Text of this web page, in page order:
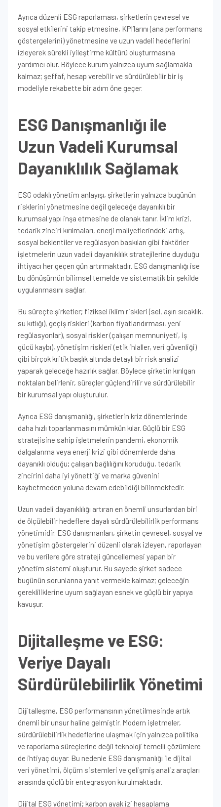
Ayrıca düzenli ESG raporlaması, şirketlerin çevresel ve
sosyal etkilerini takip etmesine, KPI’larını (ana performans
göstergelerini) yönetmesine ve uzun vadeli hedeflerini
izleyerek sürekli iyileştirme kültürü oluşturmasına
yardımcı olur. Böylece kurum yalnızca uyum sağlamakla
kalmaz; şeffaf, hesap verebilir ve sürdürülebilir bir iş
modeliyle rekabette bir adım öne geçer.
ESG Danışmanlığı ile
Uzun Vadeli Kurumsal
Dayanıklılık Sağlamak
ESG odaklı yönetim anlayışı, şirketlerin yalnızca bugünün
risklerini yönetmesine değil geleceğe dayanıklı bir
kurumsal yapı inşa etmesine de olanak tanır. İklim krizi,
tedarik zinciri kırılmaları, enerji maliyetlerindeki artış,
sosyal beklentiler ve regülasyon baskıları gibi faktörler
işletmelerin uzun vadeli dayanıklılık stratejilerine duyduğu
ihtiyacı her geçen gün artırmaktadır. ESG danışmanlığı ise
bu dönüşümün bilimsel temelde ve sistematik bir şekilde
uygulanmasını sağlar.
Bu süreçte şirketler; fiziksel iklim riskleri (sel, aşırı sıcaklık,
su kıtlığı), geçiş riskleri (karbon fiyatlandırması, yeni
regülasyonlar), sosyal riskler (çalışan memnuniyeti, iş
gücü kaybı), yönetişim riskleri (etik ihlaller, veri güvenliği)
gibi birçok kritik başlık altında detaylı bir risk analizi
yaparak geleceğe hazırlık sağlar. Böylece şirketin kırılgan
noktaları belirlenir, süreçler güçlendirilir ve sürdürülebilir
bir kurumsal yapı oluşturulur.
Ayrıca ESG danışmanlığı, şirketlerin kriz dönemlerinde
daha hızlı toparlanmasını mümkün kılar. Güçlü bir ESG
stratejisine sahip işletmelerin pandemi, ekonomik
dalgalanma veya enerji krizi gibi dönemlerde daha
dayanıklı olduğu; çalışan bağlılığını koruduğu, tedarik
zincirini daha iyi yönettiği ve marka güvenini
kaybetmeden yoluna devam edebildiği bilinmektedir.
Uzun vadeli dayanıklılığı artıran en önemli unsurlardan biri
de ölçülebilir hedeflere dayalı sürdürülebilirlik performans
yönetimidir. ESG danışmanları, şirketin çevresel, sosyal ve
yönetişim göstergelerini düzenli olarak izleyen, raporlayan
ve bu verilere göre strateji güncellemesi yapan bir
yönetim sistemi oluşturur. Bu sayede şirket sadece
bugünün sorunlarına yanıt vermekle kalmaz; geleceğin
gerekliliklerine uyum sağlayan esnek ve güçlü bir yapıya
kavuşur.
Dijitalleşme ve ESG:
Veriye Dayalı
Sürdürülebilirlik Yönetimi
Dijitalleşme, ESG performansının yönetilmesinde artık
önemli bir unsur haline gelmiştir. Modern işletmeler,
sürdürülebilirlik hedeflerine ulaşmak için yalnızca politika
ve raporlama süreçlerine değil teknoloji temelli çözümlere
de ihtiyaç duyar. Bu nedenle ESG danışmanlığı ile dijital
veri yönetimi, ölçüm sistemleri ve gelişmiş analiz araçları
arasında güçlü bir entegrasyon kurulmaktadır.
Dijital ESG yönetimi; karbon ayak izi hesaplama